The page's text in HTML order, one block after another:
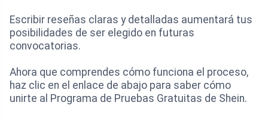
Escribir reseñas claras y detalladas aumentará tus
posibilidades de ser elegido en futuras
convocatorias.
Ahora que comprendes cómo funciona el proceso,
haz clic en el enlace de abajo para saber cómo
unirte al Programa de Pruebas Gratuitas de Shein.